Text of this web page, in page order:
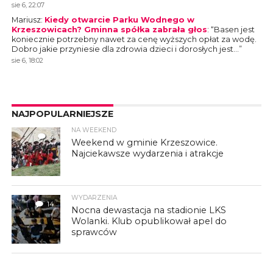
sie 6, 22:07
Mariusz: Kiedy otwarcie Parku Wodnego w
Krzeszowicach? Gminna spółka zabrała głos: “Basen jest
koniecznie potrzebny nawet za cenę wyższych opłat za wodę.
Dobro jakie przyniesie dla zdrowia dzieci i dorosłych jest…”
sie 6, 18:02
NAJPOPULARNIEJSZE
4
NA WEEKEND
Weekend w gminie Krzeszowice.
Najciekawsze wydarzenia i atrakcje
14
WYDARZENIA
Nocna dewastacja na stadionie LKS
Wolanki. Klub opublikował apel do
sprawców